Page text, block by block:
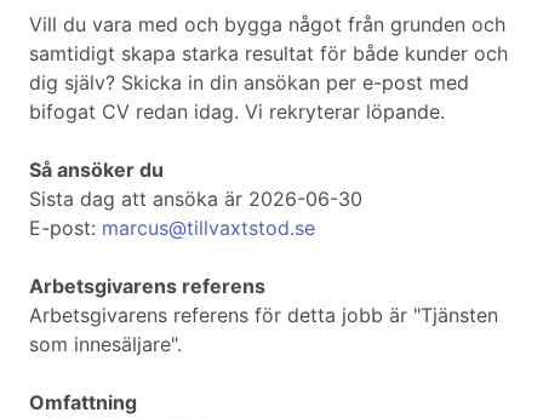
Vill du vara med och bygga något från grunden och
samtidigt skapa starka resultat för både kunder och
dig själv? Skicka in din ansökan per e-post med
bifogat CV redan idag. Vi rekryterar löpande.
Så ansöker du
Sista dag att ansöka är 2026-06-30
E-post: marcus@tillvaxtstod.se
Arbetsgivarens referens
Arbetsgivarens referens för detta jobb är "Tjänsten
som innesäljare".
Omfattning